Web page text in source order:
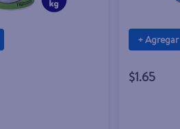
+ Agregar
$1.65